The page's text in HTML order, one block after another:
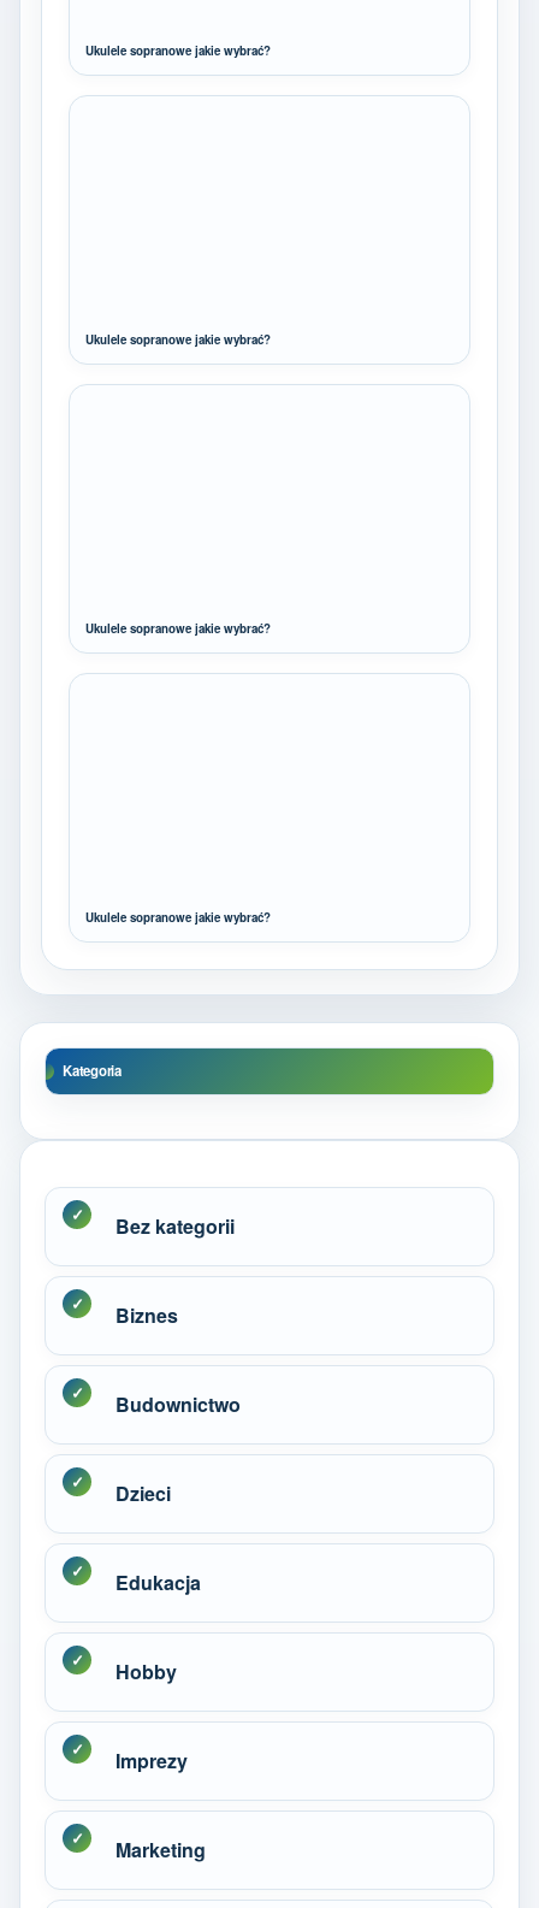
Ukulele sopranowe jakie wybrać?
Ukulele sopranowe jakie wybrać?
Ukulele sopranowe jakie wybrać?
Ukulele sopranowe jakie wybrać?
Kategoria
Bez kategorii
Biznes
Budownictwo
Dzieci
Edukacja
Hobby
Imprezy
Marketing